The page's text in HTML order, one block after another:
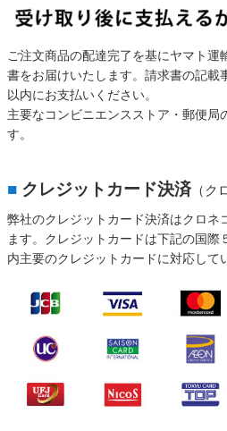
ご注文商品の配達完了を基にヤマト運
書をお届けいたします。請求書の記載
以内にお支払いください。
主要なコンビニエンスストア・郵便局
す。
■ クレジットカード決済 （ク
弊社のクレジットカード決済はクロネ
ます。クレジットカードは下記の国際
内主要のクレジットカードに対応して